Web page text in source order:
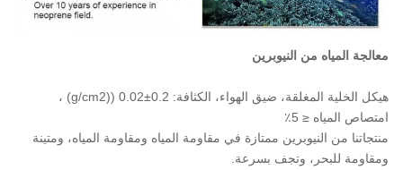
معالجة المياه من النيوبرين
هيكل الخلية المغلقة، ضيق الهواء، الكثافة: 0.2±0.02 ((g/cm2) ،
امتصاص المياه ≤ 5٪
منتجاتنا من النيوبرين ممتازة في مقاومة المياه ومقاومة المياه، ومتينة
ومقاومة للبحر، وتجف بسرعة.